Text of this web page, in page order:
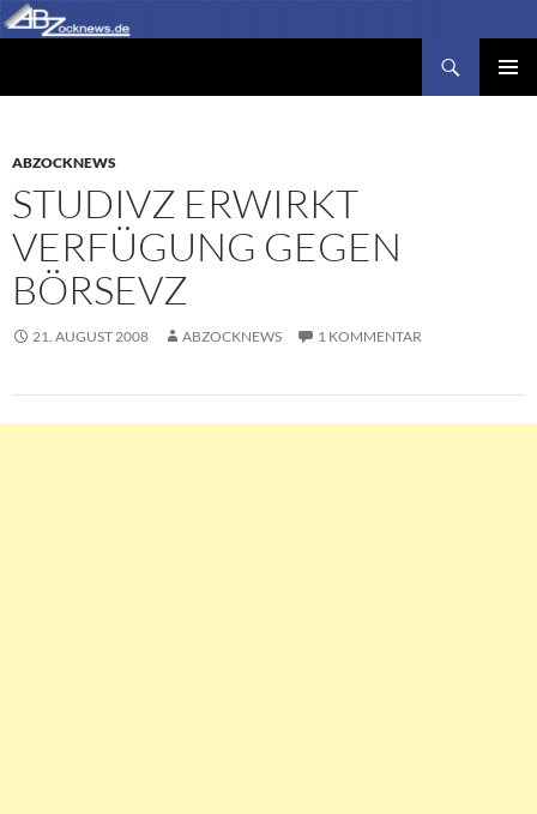
Zum
Inhalt
ABZOCKNEWS
STUDIVZ ERWIRKT
VERFÜGUNG GEGEN
BÖRSEVZ
21. AUGUST 2008 ABZOCKNEWS 1 KOMMENTAR